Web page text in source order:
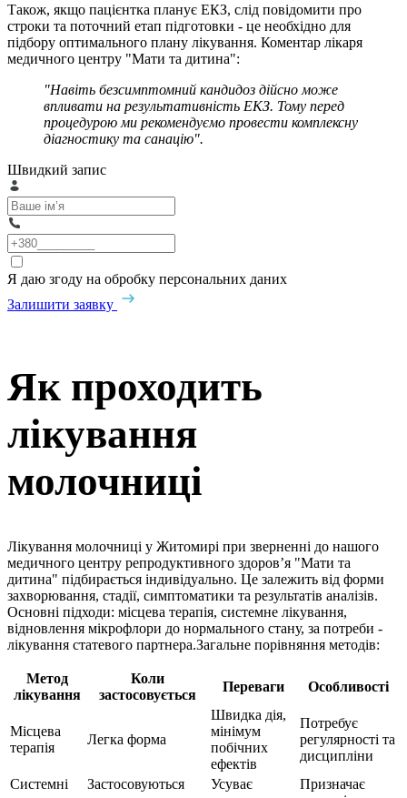
Також, якщо пацієнтка планує ЕКЗ, слід повідомити про
строки та поточний етап підготовки - це необхідно для
підбору оптимального плану лікування. Коментар лікаря
медичного центру "Мати та дитина":
"Навіть безсимптомний кандидоз дійсно може
впливати на результативність ЕКЗ. Тому перед
процедурою ми рекомендуємо провести комплексну
діагностику та санацію".
Швидкий запис
Я даю згоду на обробку персональних даних
Залишити заявку
Як проходить
лікування
молочниці
Лікування молочниці у Житомирі при зверненні до нашого
медичного центру репродуктивного здоров’я "Мати та
дитина" підбирається індивідуально. Це залежить від форми
захворювання, стадії, симптоматики та результатів аналізів.
Основні підходи: місцева терапія, системне лікування,
відновлення мікрофлори до нормального стану, за потреби -
лікування статевого партнера.Загальне порівняння методів:
Метод
лікування
Коли
застосовується
Переваги Особливості
Місцева
терапія
Легка форма
Швидка дія,
мінімум
побічних
ефектів
Потребує
регулярності та
дисципліни
Системні
Застосовуються
Усуває
Призначає